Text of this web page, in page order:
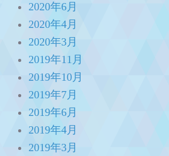
2020年6月
2020年4月
2020年3月
2019年11月
2019年10月
2019年7月
2019年6月
2019年4月
2019年3月